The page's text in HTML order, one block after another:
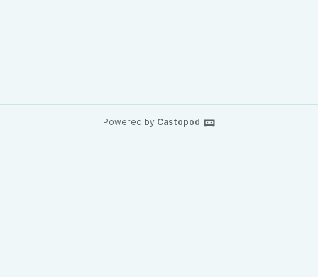
Powered by Castopod